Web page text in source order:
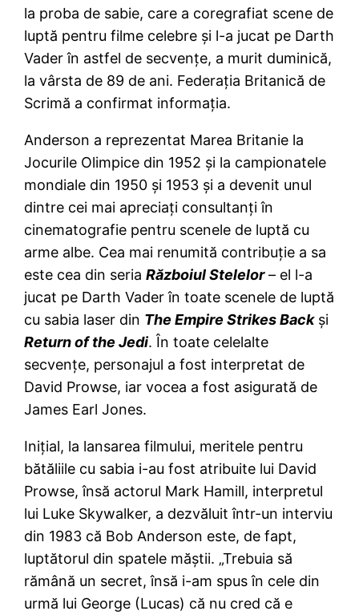
la proba de sabie, care a coregrafiat scene de
luptă pentru filme celebre şi l-a jucat pe Darth
Vader în astfel de secvenţe, a murit duminică,
la vârsta de 89 de ani. Federaţia Britanică de
Scrimă a confirmat informaţia.
Anderson a reprezentat Marea Britanie la
Jocurile Olimpice din 1952 şi la campionatele
mondiale din 1950 şi 1953 şi a devenit unul
dintre cei mai apreciaţi consultanţi în
cinematografie pentru scenele de luptă cu
arme albe. Cea mai renumită contribuţie a sa
este cea din seriaRăzboiul Stelelor– el l-a
jucat pe Darth Vader în toate scenele de luptă
cu sabia laser din The Empire Strikes Backşi
Return of the Jedi. În toate celelalte
secvenţe, personajul a fost interpretat de
David Prowse, iar vocea a fost asigurată de
James Earl Jones.
Iniţial, la lansarea filmului, meritele pentru
bătăliile cu sabia i-au fost atribuite lui David
Prowse, însă actorul Mark Hamill, interpretul
lui Luke Skywalker, a dezvăluit într-un interviu
din 1983 că Bob Anderson este, de fapt,
luptătorul din spatele măştii. „Trebuia să
rămână un secret, însă i-am spus în cele din
urmă lui George (Lucas) că nu cred că e